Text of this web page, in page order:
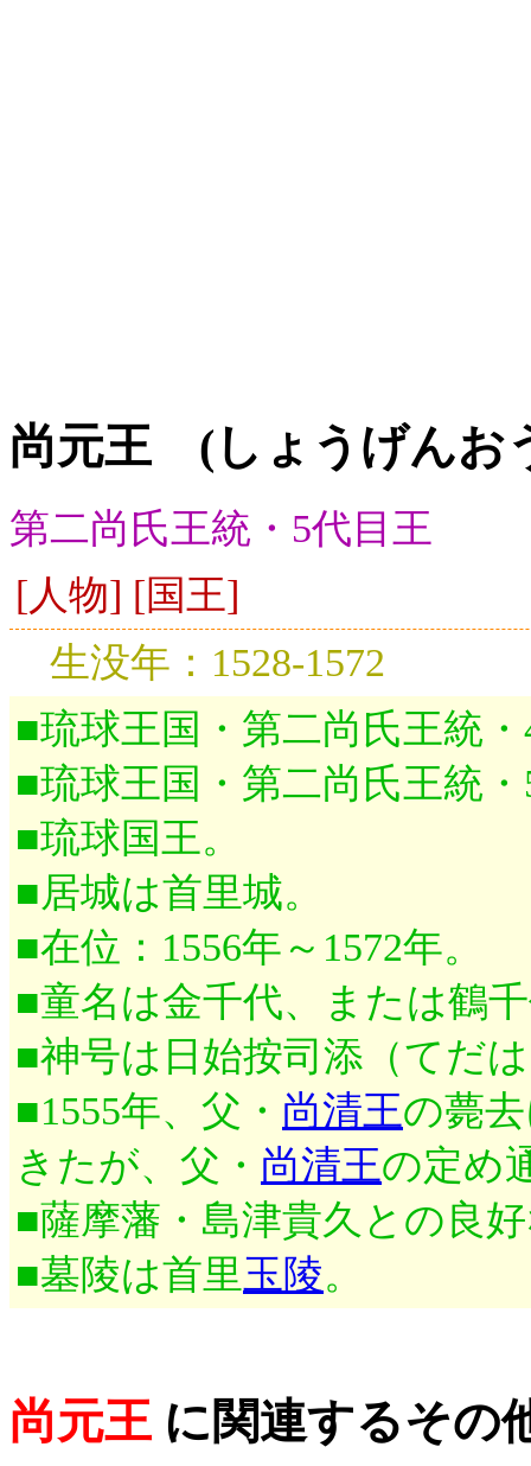
尚元王 (しょうげんお
第二尚氏王統・5代目王
[人物] [国王]
生没年：1528-1572
■琉球王国・第二尚氏王統
■琉球王国・第二尚氏王統
■琉球国王。
■居城は首里城。
■在位：1556年～1572年。
■童名は金千代、または鶴
■神号は日始按司添（てだ
■1555年、父・ 尚清王の薨
きたが、父・ 尚清王の定め
■薩摩藩・島津貴久との良
■墓陵は首里玉陵。
尚元王 に関連するその